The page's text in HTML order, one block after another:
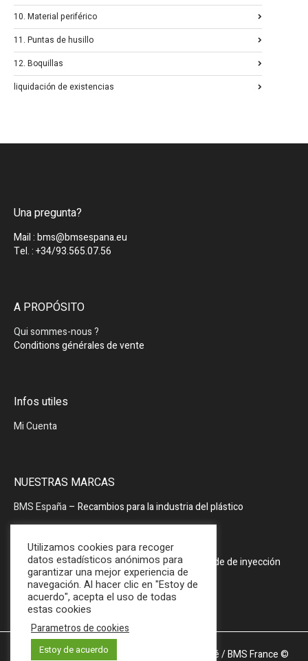
10. Material periférico
11. Puntas de husillo
12. Boquillas
liquidación de existencias
Una pregunta?
Mail : bms@bmsespana.eu
Tel. : +34/93.565.07.56
A PROPÓSITO
Qui sommes-nous ?
Conditions générales de vente
Infos utiles
Mi Cuenta
NUESTRAS MARCAS
BMS España– Recambios para la industria del plástico
PRODOPTIM– Mesa de mantenimiento de molde de inyección
Mentions légales et Politique de confidentialité/ BMS France ©
Utilizamos cookies para recoger
datos estadísticos anónimos para
garantizar una mejor experiencia de
navegación. Al hacer clic en "Estoy de
acuerdo", acepta el uso de todas
estas cookies
Parametros de cookies
Estoy de acuerdo